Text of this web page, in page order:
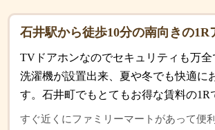
石井駅から徒歩10分の南向きの1R
TVドアホンなのでセキュリティも万全
洗濯機が設置出来、夏や冬でも快適に
す。石井町でもとてもお得な賃料の1R
すぐ近くにファミリーマートがあって便